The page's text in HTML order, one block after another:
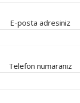
E-posta adresiniz
Telefon numaranız